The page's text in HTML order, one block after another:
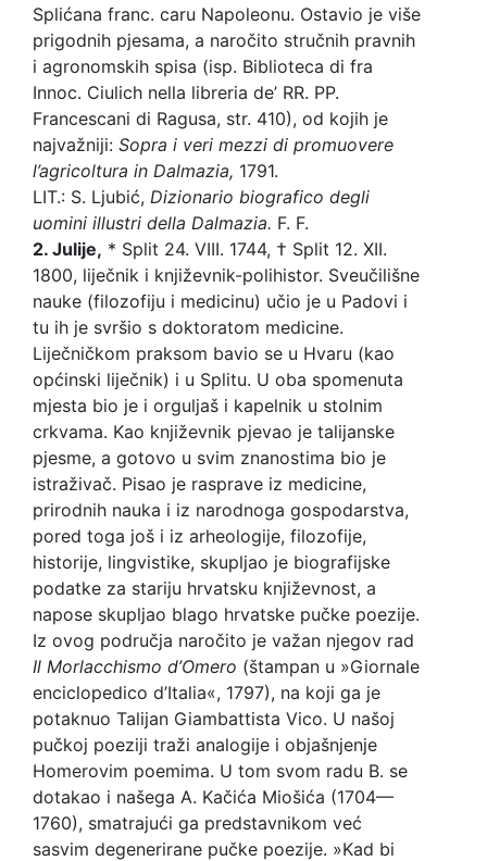
Splićana franc. caru Napoleonu. Ostavio je više
prigodnih pjesama, a naročito stručnih pravnih
i agronomskih spisa (isp. Biblioteca di fra
Innoc. Ciulich nella libreria de’ RR. PP.
Francescani di Ragusa, str. 410), od kojih je
najvažniji: Sopra i veri mezzi di promuovere
l’agricoltura in Dalmazia, 1791.
LIT.: S. Ljubić, Dizionario biografico degli
uomini illustri della Dalmazia. F. F.
2. Julije, * Split 24. VIII. 1744, † Split 12. XII.
1800, liječnik i književnik-polihistor. Sveučilišne
nauke (filozofiju i medicinu) učio je u Padovi i
tu ih je svršio s doktoratom medicine.
Liječničkom praksom bavio se u Hvaru (kao
općinski liječnik) i u Splitu. U oba spomenuta
mjesta bio je i orguljaš i kapelnik u stolnim
crkvama. Kao književnik pjevao je talijanske
pjesme, a gotovo u svim znanostima bio je
istraživač. Pisao je rasprave iz medicine,
prirodnih nauka i iz narodnoga gospodarstva,
pored toga još i iz arheologije, filozofije,
historije, lingvistike, skupljao je biografijske
podatke za stariju hrvatsku književnost, a
napose skupljao blago hrvatske pučke poezije.
Iz ovog područja naročito je važan njegov rad
Il Morlacchismo d’Omero (štampan u »Giornale
enciclopedico d’Italia«, 1797), na koji ga je
potaknuo Talijan Giambattista Vico. U našoj
pučkoj poeziji traži analogije i objašnjenje
Homerovim poemima. U tom svom radu B. se
dotakao i našega A. Kačića Miošića (1704—
1760), smatrajući ga predstavnikom već
sasvim degenerirane pučke poezije. »Kad bi